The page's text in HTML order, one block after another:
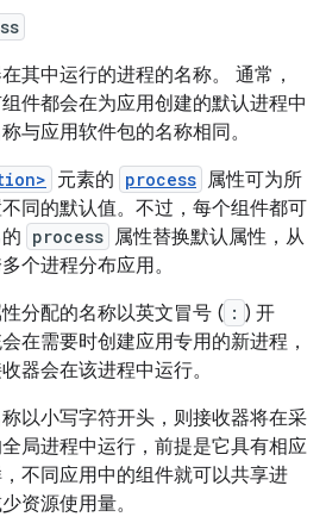
其中运行的进程的名称。 通常，
件都会在为应用创建的默认进程中
与应用软件包的名称相同。
元素的 process 属性可为所
同的默认值。不过，每个组件都可
process 属性替换默认属性，从
个进程分布应用。
分配的名称以英文冒号 ( : ) 开
在需要时创建应用专用的新进程，
器会在该进程中运行。
以小写字符开头，则接收器将在采
局进程中运行，前提是它具有相应
不同应用中的组件就可以共享进
资源使用量。